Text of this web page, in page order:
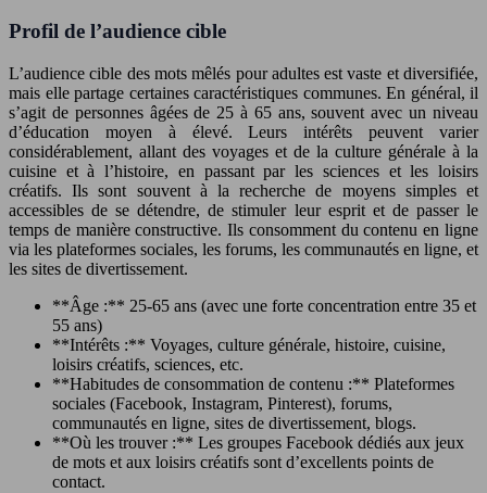
Profil de l’audience cible
L’audience cible des mots mêlés pour adultes est vaste et diversifiée,
mais elle partage certaines caractéristiques communes. En général, il
s’agit de personnes âgées de 25 à 65 ans, souvent avec un niveau
d’éducation moyen à élevé. Leurs intérêts peuvent varier
considérablement, allant des voyages et de la culture générale à la
cuisine et à l’histoire, en passant par les sciences et les loisirs
créatifs. Ils sont souvent à la recherche de moyens simples et
accessibles de se détendre, de stimuler leur esprit et de passer le
temps de manière constructive. Ils consomment du contenu en ligne
via les plateformes sociales, les forums, les communautés en ligne, et
les sites de divertissement.
**Âge :** 25-65 ans (avec une forte concentration entre 35 et
55 ans)
**Intérêts :** Voyages, culture générale, histoire, cuisine,
loisirs créatifs, sciences, etc.
**Habitudes de consommation de contenu :** Plateformes
sociales (Facebook, Instagram, Pinterest), forums,
communautés en ligne, sites de divertissement, blogs.
**Où les trouver :** Les groupes Facebook dédiés aux jeux
de mots et aux loisirs créatifs sont d’excellents points de
contact.